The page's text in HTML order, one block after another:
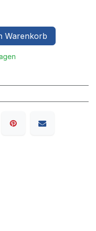
Warenkorb